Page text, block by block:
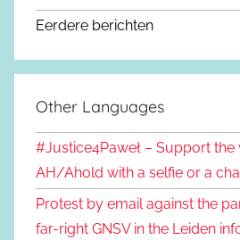
Eerdere berichten
Other Languages
#Justice4Paweł – Support
AH/Ahold with a selfie or a
Protest by email against the
far-right GNSV in the Leiden